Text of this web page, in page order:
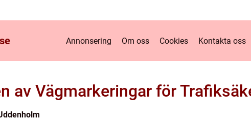
se Annonsering Om oss Cookies Kontakta oss
av Vägmarkeringar för